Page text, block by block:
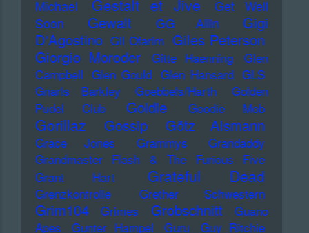
Michael
Gestalt et Jive
Get Well
Soon
Gewalt GG Allin
Gigi
D'Agostino Gil Ofarim Giles Peterson
Giorgio Moroder
Gitte Haenning
Glen
Campbell Glen Gould Glen Hansard GLS
Gnarls Barkley
Goebbels/Harth
Golden
Pudel Club
Goldie Goodie Mob
Gorillaz Gossip Götz Alsmann
Grace Jones Grammys
Grandaddy
Grandmaster Flash & The Furious Five
Grant Hart
Grateful Dead
Grenzkontrolle Grether Schwestern
Grim104 Grimes Grobschnitt
Guano
Apes
Gunter Hampel Guru
Guy Ritchie